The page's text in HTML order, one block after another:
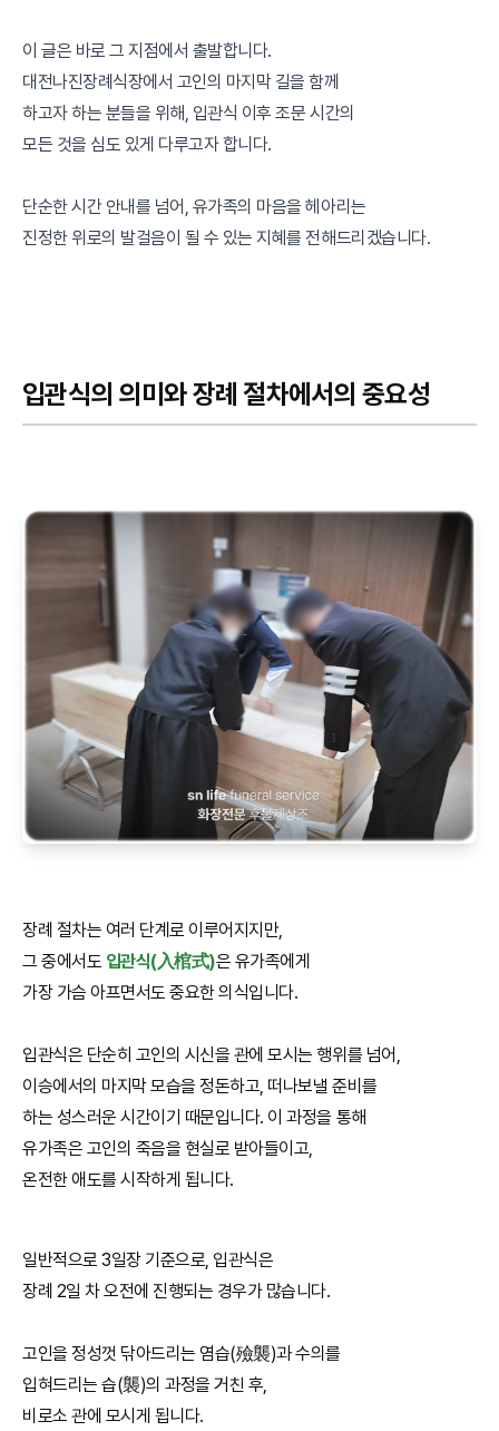
이 글은 바로 그 지점에서 출발합니다.
대전나진장례식장에서 고인의 마지막 길을 함께
하고자 하는 분들을 위해, 입관식 이후 조문 시간의
모든 것을 심도 있게 다루고자 합니다.
단순한 시간 안내를 넘어, 유가족의 마음을 헤아리는
진정한 위로의 발걸음이 될 수 있는 지혜를 전해드리겠습니다.
입관식의 의미와 장례 절차에서의 중요성
장례 절차는 여러 단계로 이루어지지만,
그 중에서도 입관식(入棺式)은 유가족에게
가장 가슴 아프면서도 중요한 의식입니다.
입관식은 단순히 고인의 시신을 관에 모시는 행위를 넘어,
이승에서의 마지막 모습을 정돈하고, 떠나보낼 준비를
하는 성스러운 시간이기 때문입니다. 이 과정을 통해
유가족은 고인의 죽음을 현실로 받아들이고,
온전한 애도를 시작하게 됩니다.
일반적으로 3일장 기준으로, 입관식은
장례 2일 차 오전에 진행되는 경우가 많습니다.
고인을 정성껏 닦아드리는 염습(殮襲)과 수의를
입혀드리는 습(襲)의 과정을 거친 후,
비로소 관에 모시게 됩니다.